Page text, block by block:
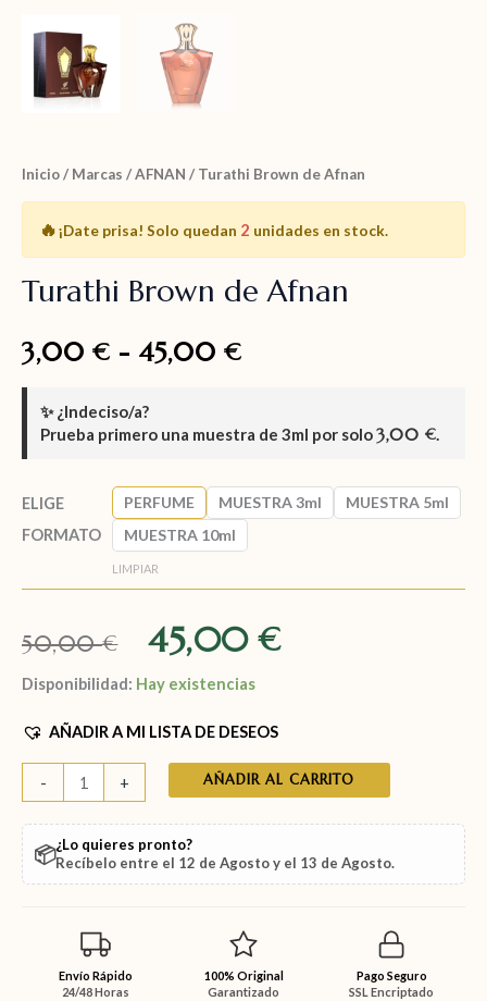
Inicio/ Marcas /AFNAN / Turathi Brown de Afnan
🔥¡Date prisa! Solo quedan 2 unidades en stock.
Turathi Brown de Afnan
3,00 € - 45,00 €
✨ ¿Indeciso/a?
Prueba primero una muestra de 3ml por solo3,00 €
ELIGE
FORMATO
PERFUME MUESTRA 3ml
MUESTRA 5ml
MUESTRA 10ml
LIMPIAR
50,00€ 45,00€
Disponibilidad: Hay existencias
AÑADIR A MI LISTA DE DESEOS
- + AÑADIR AL CARRITO
📦¿Lo quieres pronto?
Recíbelo entre el 12 de Agostoy el 13 de Agosto.
Envío Rápido
24/48 Horas
100% Original
Garantizado
Pago Seguro
SSL Encriptado